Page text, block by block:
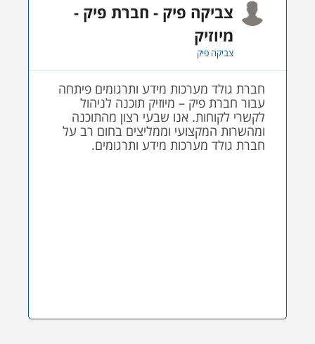
אלקטרו פיקס, שירותי
אלקטרוניקה
יחיאל
לכבוד בני גולדנברג – תודה רבה על פיתוח
תוכנה מורכבת ובעלת דרישות רבות
ומשתנות. אני חייב לציין לטובה את המשך
השירות והתמיכה גם לאחר שנה של
התקשרות. סיפקת לנו פתרון לכל בעיה